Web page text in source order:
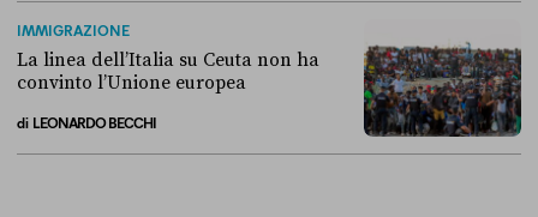
IMMIGRAZIONE
La linea dell’Italia su Ceuta non ha
convinto l’Unione europea
di LEONARDO BECCHI